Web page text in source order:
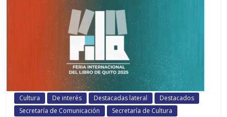
Cultura De interés Destacadas lateral
Destacados
Secretaría de Comunicación
Secretaría de Cultura